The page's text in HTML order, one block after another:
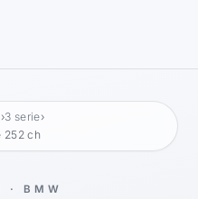
›3 serie›
252 ch
· BMW